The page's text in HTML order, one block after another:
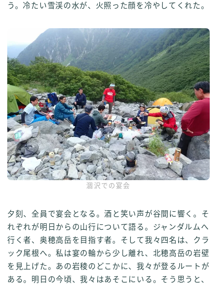
う。冷たい雪渓の水が、火照った顔を冷やしてくれた。
涸沢での宴会
夕刻、全員で宴会となる。酒と笑い声が谷間に響く。そ
れぞれが明日からの山行について語る。ジャンダルムへ
行く者、奥穂高岳を目指す者。そして我々四名は、クラ
ック尾根へ。私は宴の輪から少し離れ、北穂高岳の岩壁
を見上げた。あの岩稜のどこかに、我々が登るルートが
ある。明日の今頃、我々はあそこにいる。そう思うと、